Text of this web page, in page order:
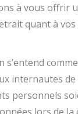
à vous offrir
quant à
s’entend
internautes
personnels